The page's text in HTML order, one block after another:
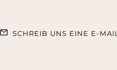
SCHREIB UNS EINE E-